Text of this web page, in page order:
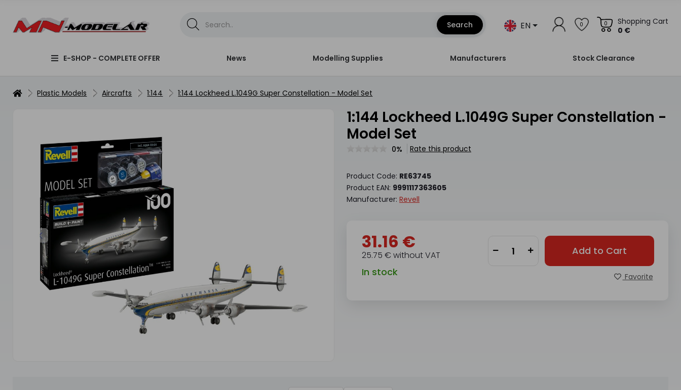
Search EN 0
Shopping Cart
0 €
0
E-SHOP - COMPLETE OFFER News Modelling Supplies Manufacturers Stock Clearance
Plastic Models Aircrafts 1:144 1:144 Lockheed L.1049G Super Constellation - Model Set
1:144 Lockheed L.1049G Super Constellation -
Model Set
0% Rate this product
Product Code: RE63745
Product EAN: 9991117363605
Manufacturer: Revell
31.16 €
25.75 € without VAT
In stock
Add to Cart
Favorite